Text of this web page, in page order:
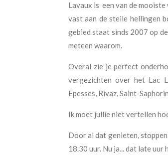
Lavaux is een van de
vast aan de steile hellingen
gebied staat sinds 2007 op
meteen waarom.
Overal zie je perfect
vergezichten over het Lac
Epesses, Rivaz, Saint-
Ik moet jullie niet vertellen
Door al dat genieten,
18.30 uur. Nu ja... dat late uur